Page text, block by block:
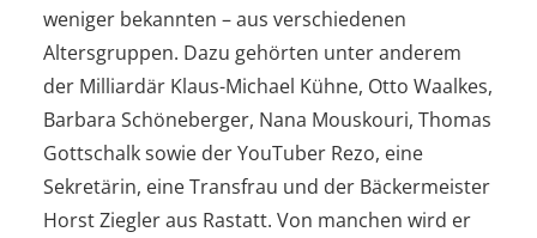
weniger bekannten – aus verschiedenen
Altersgruppen. Dazu gehörten unter anderem
der Milliardär Klaus-Michael Kühne, Otto Waalkes,
Barbara Schöneberger, Nana Mouskouri, Thomas
Gottschalk sowie der YouTuber Rezo, eine
Sekretärin, eine Transfrau und der Bäckermeister
Horst Ziegler aus Rastatt. Von manchen wird er